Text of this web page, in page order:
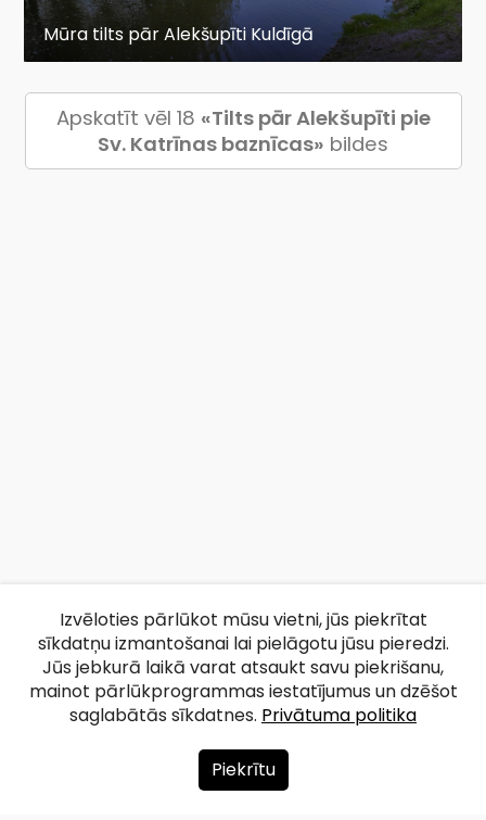
Mūra tilts pār Alekšupīti Kuldīgā
Apskatīt vēl 18 «Tilts pār Alekšupīti pie
Sv. Katrīnas baznīcas» bildes
Par mums
Izvēloties pārlūkot mūsu vietni, jūs piekrītat
sīkdatņu izmantošanai lai pielāgotu jūsu pieredzi.
Jūs jebkurā laikā varat atsaukt savu piekrišanu,
mainot pārlūkprogrammas iestatījumus un dzēšot
saglabātās sīkdatnes. Privātuma politika
Piekrītu